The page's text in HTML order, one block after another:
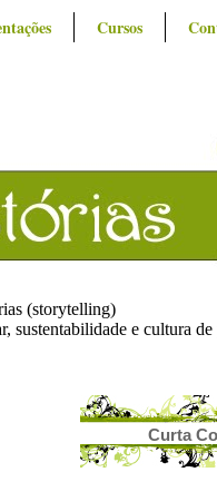
Cursos
(storytelling)
sustentabilidade e cultura de
Curta